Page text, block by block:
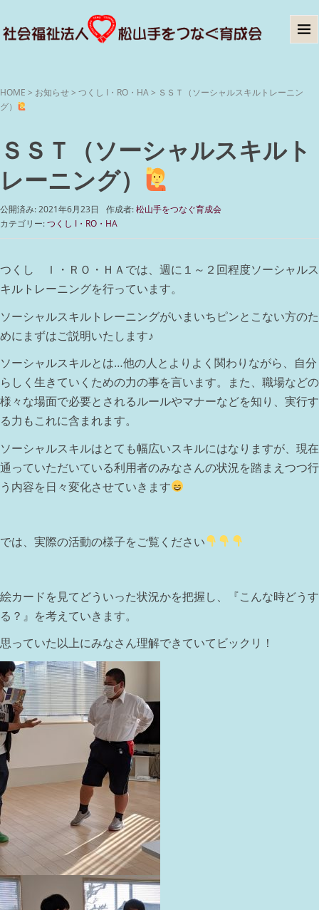
HOME > お知らせ> つくし I・RO・HA> ＳＳＴ（ソーシャルスキルトレーニン
グ）
ＳＳＴ（ソーシャルスキルト
レーニング）
公開済み: 2021年6月23日 作成者:松山手をつなぐ育成会
カテゴリー:つくし I・RO・HA
つくし Ｉ・ＲＯ・ＨＡでは、週に１～２回程度ソーシャルス
キルトレーニングを行っています。
ソーシャルスキルトレーニングがいまいちピンとこない方のた
めにまずはご説明いたします♪
ソーシャルスキルとは…他の人とよりよく関わりながら、自分
らしく生きていくための力の事を言います。また、職場などの
様々な場面で必要とされるルールやマナーなどを知り、実行す
る力もこれに含まれます。
ソーシャルスキルはとても幅広いスキルにはなりますが、現在
通っていただいている利用者のみなさんの状況を踏まえつつ行
う内容を日々変化させていきます
では、実際の活動の様子をご覧ください
絵カードを見てどういった状況かを把握し、『こんな時どうす
る？』を考えていきます。
思っていた以上にみなさん理解できていてビックリ！